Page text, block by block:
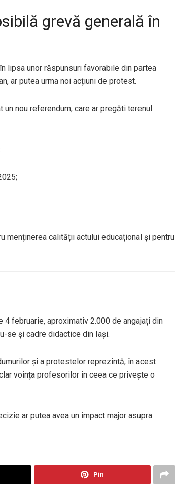
grevă generală în
lipsa unor răspunsuri favorabile din partea
ar putea urma noi acțiuni de protest.
nou referendum, care ar pregăti terenul
calității actului educațional și pentru
februarie, aproximativ 2.000 de angajați din
se și cadre didactice din Iași.
și a protestelor reprezintă, în acest
voința profesorilor în ceea ce privește o
ar putea avea un impact major asupra
Pin